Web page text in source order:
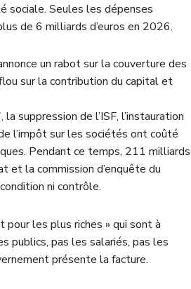
sociale. Seules les dépenses
de 6 milliards d’euros en 2026.
un rabot sur la couverture des
sur la contribution du capital et
suppression de l’ISF, l’instauration
l’impôt sur les sociétés ont coûté
Pendant ce temps, 211 milliards
et la commission d’enquête du
ni contrôle.
pour les plus riches » qui sont à
publics, pas les salariés, pas les
présente la facture.